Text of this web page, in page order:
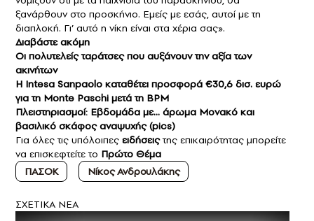
ξανάρθουν στο προσκήνιο. Εμείς με εσάς, αυτοί με τη
διαπλοκή. Γι’ αυτό η νίκη είναι στα χέρια σας».
Διαβάστε ακόμη
Οι πολυτελείς ταράτσες που αυξάνουν την αξία των
ακινήτων
Η Intesa Sanpaolo καταθέτει προσφορά €30,6 δισ. ευρώ
για τη Monte Paschi μετά τη BPM
Πλειστηριασμοί: Εβδομάδα με… άρωμα Μονακό και
βασιλικό σκάφος αναψυχής (pics)
Για όλες τις υπόλοιπες ειδήσειςτης επικαιρότητας μπορείτε
να επισκεφτείτε το Πρώτο Θέμα
ΠΑΣΟΚ
Νίκος Ανδρουλάκης
ΣXETIKA NEA